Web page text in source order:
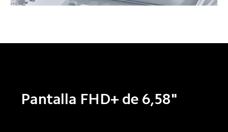
Pantalla FHD+ de 6,58"